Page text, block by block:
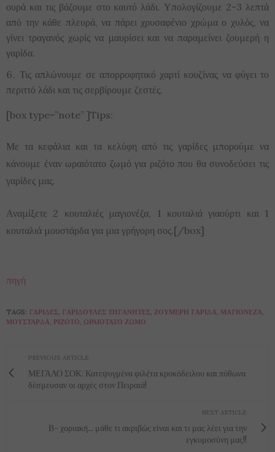
ουρά και τις βάζουμε στο καυτό λάδι. Υπολογίζουμε 2-3 λεπτά
από την κάθε πλευρά, να πάρει χρυσαφένιο χρώμα ο χυλός, να
γίνει τραγανός χωρίς να μαυρίσει και να παραμείνει ζουμερή η
γαρίδα.
Τις απλώνουμε σε απορροφητικό χαρτί κουζίνας να φύγει το
περιττό λάδι και τις σερβίρουμε ζεστές.
[box type=”note” ]Tips:
Με τα κεφάλια και τα κελύφη από τις γαρίδες μπορούμε να
κάνουμε έναν ωραιότατο ζωμό για ριζότο που θα συνοδεύσει τις
γαρίδες μας.
Αναμίξετε 2 κουταλιές μαγιονέζα, 1 κουταλιά γιαούρτι και 1
κουταλιά μουστάρδα για μια γρήγορη σος.[/box]
πηγή
TAGS: ΓΑΡΊΔΕΣ, ΓΑΡΙΔΟΎΛΕΣ ΤΗΓΑΝΗΤΈΣ, ΖΟΥΜΕΡΉ ΓΑΡΊΔΑ, ΜΑΓΙΟΝΈΖΑ,
ΜΟΥΣΤΆΡΔΑ, ΡΙΖΌΤΟ, ΩΡΑΙΌΤΑΤΟ ΖΩΜΌ
PREVIOUS ARTICLE
ΜΕΓΑΛΟ ΣΟΚ: Κατεψυγμένα φιλέτα κροκόδειλου και πύθωνα
δέσμευσαν οι αρχές στον Πειραιά!
NEXT ARTICLE
Β- χοριακή... μάθε τι ακριβώς είναι και τι μας λέει για την
εγκυμοσύνη μας!!